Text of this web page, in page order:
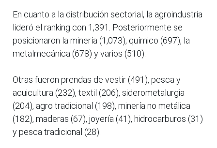
En cuanto a la distribución sectorial, la agroindustria
lideró el ranking con 1,391. Posteriormente se
posicionaron la minería (1,073), químico (697), la
metalmecánica (678) y varios (510).
Otras fueron prendas de vestir (491), pesca y
acuicultura (232), textil (206), siderometalurgia
(204), agro tradicional (198), minería no metálica
(182), maderas (67), joyería (41), hidrocarburos (31)
y pesca tradicional (28).